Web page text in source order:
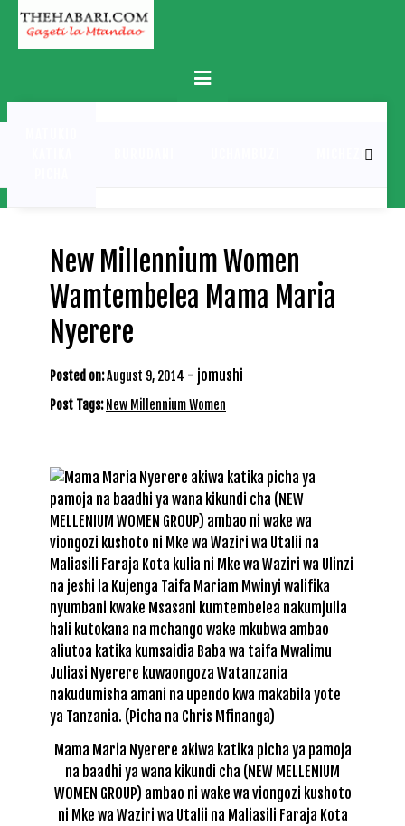
Skip
content
Primary
Menu
MICHEZO
New Millennium Women
Wamtembelea Mama Maria
Nyerere
Posted on:August 9, 2014 - jomushi
Post Tags: New Millennium Women
Mama Maria Nyerere akiwa katika picha ya pamoja
na baadhi ya wana kikundi cha (NEW MELLENIUM
WOMEN GROUP) ambao ni wake wa viongozi kushoto
ni Mke wa Waziri wa Utalii na Maliasili Faraja Kota